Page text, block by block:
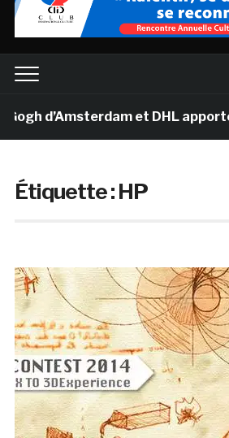
d’Amsterdam et DHL
Étiquette :HP